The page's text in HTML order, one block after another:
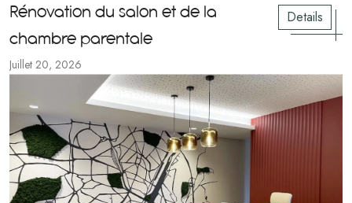
Rénovation du salon et de la
chambre parentale
Juillet 20, 2026
Details